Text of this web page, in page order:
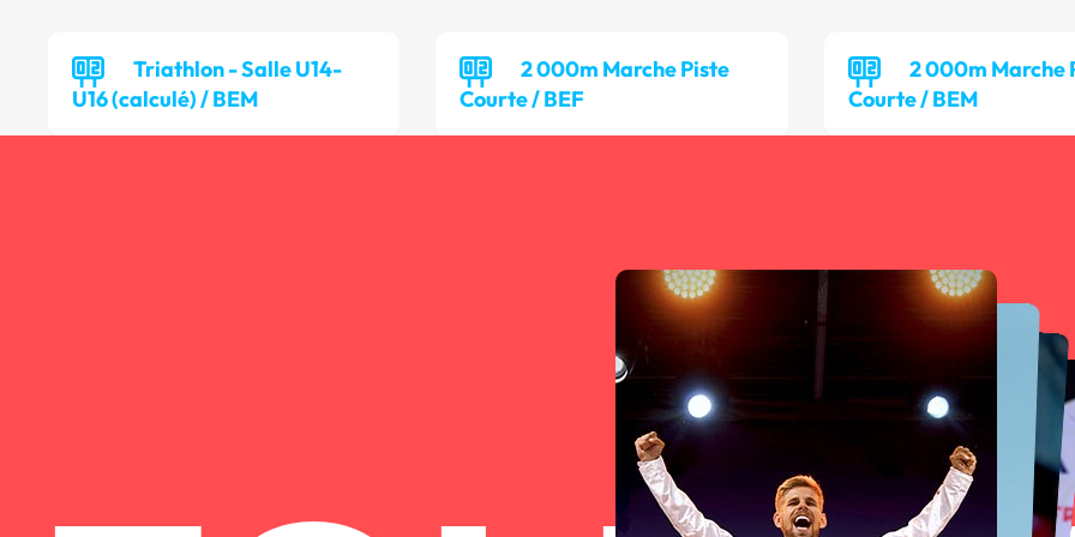
Triathlon - Salle U14-
U16 (calculé) / BEM
2 000m Marche Piste
Courte / BEF
2 000m Marche
Courte / BEM